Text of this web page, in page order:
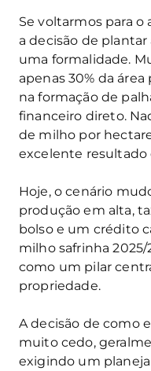
Se voltarmos para o
a decisão de plantar
uma formalidade.
apenas 30% da
na formação de
financeiro direto.
de milho por
excelente resultado
Hoje, o cenário
produção em alta,
bolso e um crédito
milho safrinha
como um pilar
propriedade.
A decisão de como
muito cedo,
exigindo um